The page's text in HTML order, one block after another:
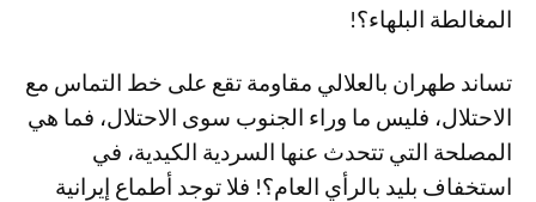
المغالطة البلهاء؟!
تساند طهران بالعلالي مقاومة تقع على خط التماس مع
الاحتلال، فليس ما وراء الجنوب سوى الاحتلال، فما هي
المصلحة التي تتحدث عنها السردية الكيدية، في
استخفاف بليد بالرأي العام؟! فلا توجد أطماع إيرانية